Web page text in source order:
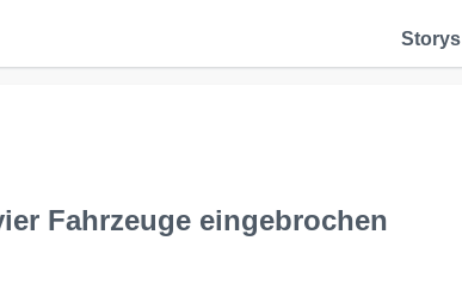
Storys
Fahrzeuge eingebrochen